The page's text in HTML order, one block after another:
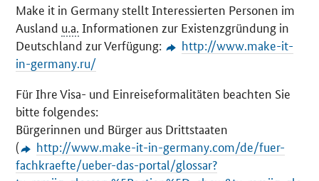
Make it in Germany stellt Interessierten Personen im
Ausland u.a. Informationen zur Existenzgründung in
Deutschland zur Verfügung:
http://www.make-it-
in-germany.ru/
Für Ihre Visa- und Einreiseformalitäten beachten Sie
bitte folgendes:
Bürgerinnen und Bürger aus Drittstaaten
(
http://www.make-it-in-germany.com/de/fuer-
fachkraefte/ueber-das-portal/glossar?